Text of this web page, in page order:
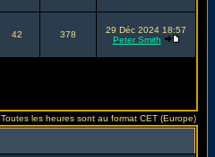
42 378
29 Déc 2024 18:57
Peter Smith
Toutes les heures sont au format CET (Europe)